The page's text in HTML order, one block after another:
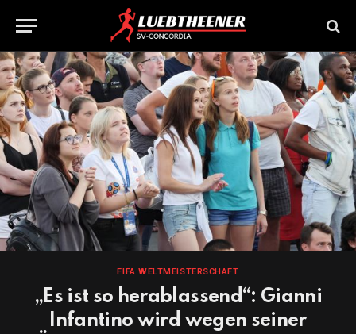
FIFA WELTMEISTERSCHAFT
„Es ist so herablassend“: Gianni
Infantino wird wegen seiner